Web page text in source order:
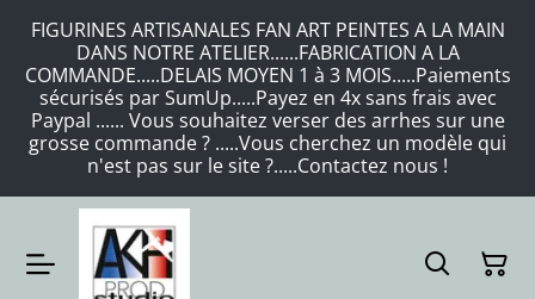
FIGURINES ARTISANALES FAN ART PEINTES A LA MAIN
DANS NOTRE ATELIER......FABRICATION A LA
COMMANDE.....DELAIS MOYEN 1 à 3 MOIS.....Paiements
sécurisés par SumUp.....Payez en 4x sans frais avec
Paypal ...... Vous souhaitez verser des arrhes sur une
grosse commande ? .....Vous cherchez un modèle qui
n'est pas sur le site ?.....Contactez nous !